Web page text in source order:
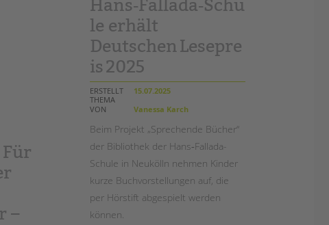
Hans‑Fallada‑Schu
le erhält
Deutschen Lesepre
is 2025
ERSTELLT
15.07.2025
THEMA
VON
Vanessa Karch
Beim Projekt „Sprechende Bücher“
der Bibliothek der Hans‑Fallada-
Schule in Neukölln nehmen Kinder
kurze Buchvorstellungen auf, die
per Hörstift abgespielt werden
können.
–